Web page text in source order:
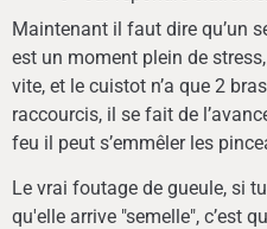
Maintenant il faut dire qu’un
est un moment plein de
vite, et le cuistot n’a que 2
raccourcis, il se fait de
feu il peut s’emmêler les
Le vrai foutage de gueule, si
qu'elle arrive "semelle", c’est